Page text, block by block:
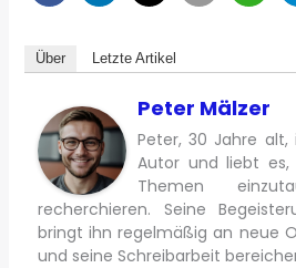
Über Letzte Artikel
Peter Mälzer
Peter, 30 Jahre
Autor und liebt
Themen
recherchieren. Seine
bringt ihn regelmäßig an neue
und seine Schreibarbeit